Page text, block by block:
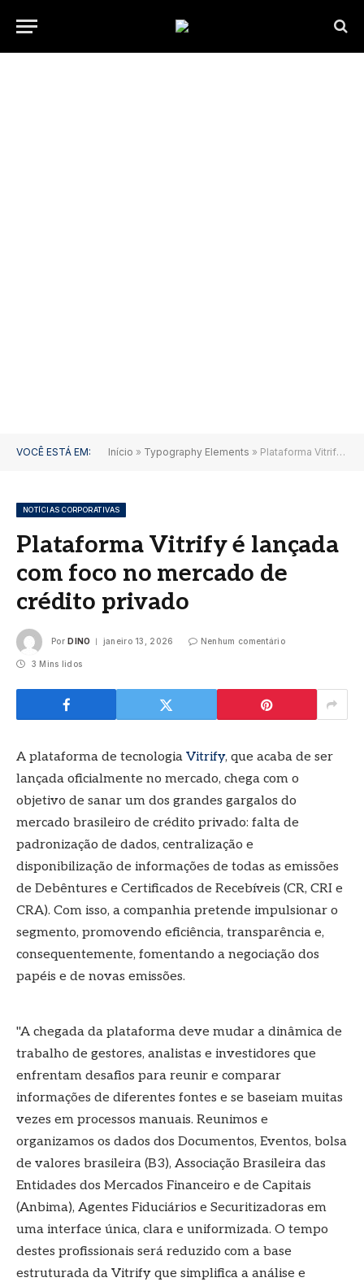
VOCÊ ESTÁ EM: Início » Typography Elements » Plataforma Vitrify é lançada com foco no mercado de crédito privado
NOTÍCIAS CORPORATIVAS
Plataforma Vitrify é lançada
com foco no mercado de
crédito privado
Por DINO janeiro 13, 2026 Nenhum comentário
3 Mins lidos
A plataforma de tecnologia Vitrify, que acaba de ser
lançada oficialmente no mercado, chega com o
objetivo de sanar um dos grandes gargalos do
mercado brasileiro de crédito privado: falta de
padronização de dados, centralização e
disponibilização de informações de todas as emissões
de Debêntures e Certificados de Recebíveis (CR, CRI e
CRA). Com isso, a companhia pretende impulsionar o
segmento, promovendo eficiência, transparência e,
consequentemente, fomentando a negociação dos
papéis e de novas emissões.
"A chegada da plataforma deve mudar a dinâmica de
trabalho de gestores, analistas e investidores que
enfrentam desafios para reunir e comparar
informações de diferentes fontes e se baseiam muitas
vezes em processos manuais. Reunimos e
organizamos os dados dos Documentos, Eventos, bolsa
de valores brasileira (B3), Associação Brasileira das
Entidades dos Mercados Financeiro e de Capitais
(Anbima), Agentes Fiduciários e Securitizadoras em
uma interface única, clara e uniformizada. O tempo
destes profissionais será reduzido com a base
estruturada da Vitrify que simplifica a análise e